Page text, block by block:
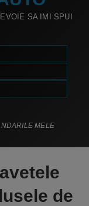
SA IMI SPUI
MELE
de